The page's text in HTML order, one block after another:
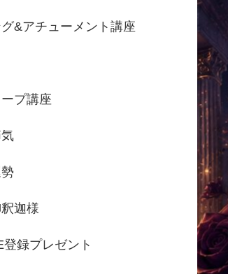
&アチューメント講座
プ講座
迦様
録プレゼント